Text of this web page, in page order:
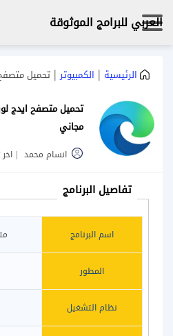
العربي للبرامج الموثوقة
الرئيسية | الكمبيوتر | تحميل متصفح ايدج
مجاني
انسام محمد |
تفاصيل البرنامج
اسم البرنامج
المطور
نظام التشغيل